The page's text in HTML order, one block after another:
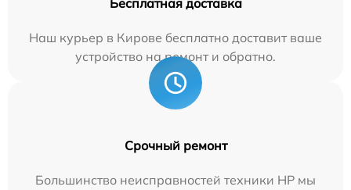
Бесплатная доставка
Наш курьер в Кирове бесплатно доставит ваше
устройство на ремонт и обратно.
Срочный ремонт
Большинство неисправностей техники HP мы